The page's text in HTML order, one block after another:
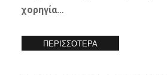
χορηγία…
ΠΕΡΙΣΣΟΤΕΡΑ